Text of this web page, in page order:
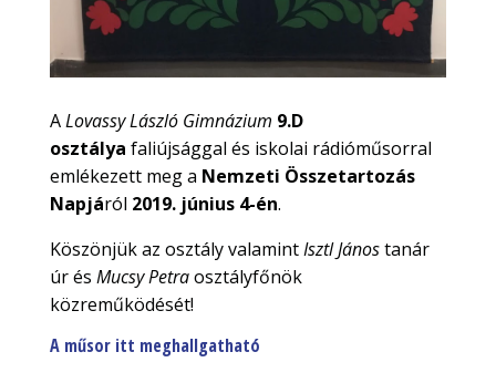
ALovassy László Gimnázium 9.D
osztálya faliújsággal és iskolai rádióműsorral
emlékezett meg a Nemzeti Összetartozás
Napjáról 2019. június 4-én.
Köszönjük az osztály valamintIsztl Jánostanár
úr és Mucsy Petraosztályfőnök
közreműködését!
A műsor itt meghallgatható